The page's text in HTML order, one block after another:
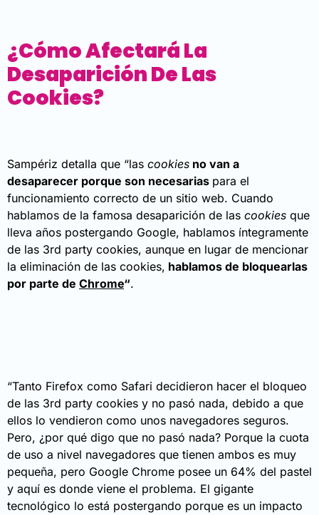
¿Cómo Afectará La
Desaparición De Las
Cookies?
Sampériz detalla que “las cookies no van a
desaparecer porque son necesarias para el
funcionamiento correcto de un sitio web. Cuando
hablamos de la famosa desaparición de las cookies que
lleva años postergando Google, hablamos íntegramente
de las 3rd party cookies, aunque en lugar de mencionar
la eliminación de las cookies, hablamos de bloquearlas
por parte de Chrome“.
“Tanto Firefox como Safari decidieron hacer el bloqueo
de las 3rd party cookies y no pasó nada, debido a que
ellos lo vendieron como unos navegadores seguros.
Pero, ¿por qué digo que no pasó nada? Porque la cuota
de uso a nivel navegadores que tienen ambos es muy
pequeña, pero Google Chrome posee un 64% del pastel
y aquí es donde viene el problema. El gigante
tecnológico lo está postergando porque es un impacto